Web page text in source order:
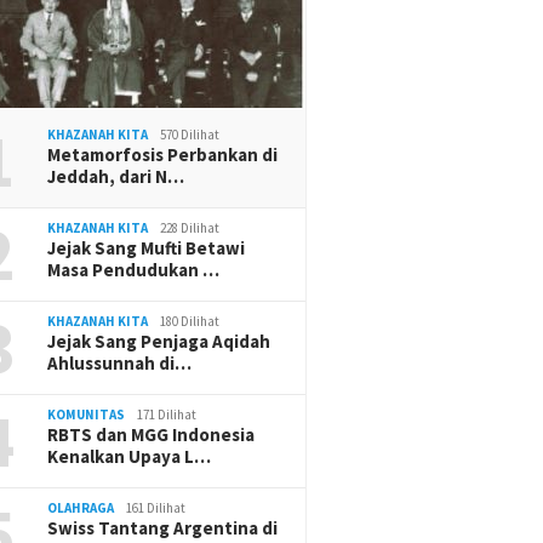
KHAZANAH KITA 570 Dilihat
Metamorfosis Perbankan di
Jeddah, dari N…
KHAZANAH KITA 228 Dilihat
Jejak Sang Mufti Betawi
Masa Pendudukan …
KHAZANAH KITA 180 Dilihat
Jejak Sang Penjaga Aqidah
Ahlussunnah di…
KOMUNITAS 171 Dilihat
RBTS dan MGG Indonesia
Kenalkan Upaya L…
OLAHRAGA 161 Dilihat
Swiss Tantang Argentina di